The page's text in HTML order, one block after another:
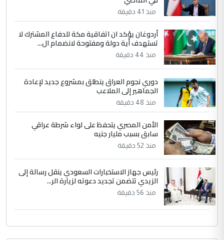
التعليق : واحد من عصابة علي ماما يسقط
ابا فرات ...
الموضوع :
الجواهري يرد على صدام حسين سل
مضجعيك يابن الزنا (نص كامل)
منذ 41 دقيقة
أردوغان يؤكد ان اتفاقية مكة للدفاع المشترك لا
تستهدف أية دولة ومفتوحة لانضمام ال...
منذ 44 دقيقة
دوري نجوم العراق ينطلق بمشروع جديد لإعادة
الجماهير إلى الملاعب
منذ 48 دقيقة
الأمن المصري يتحفظ على لواء شرطة عراقي
سابق بسبب مليار جنيه
منذ 52 دقيقة
رئيس جهاز الاستخبارات السعودي ينقل رسالة إلى
الزيدي تتضمن تجديد دعوته لزيارة الر...
منذ 56 دقيقة